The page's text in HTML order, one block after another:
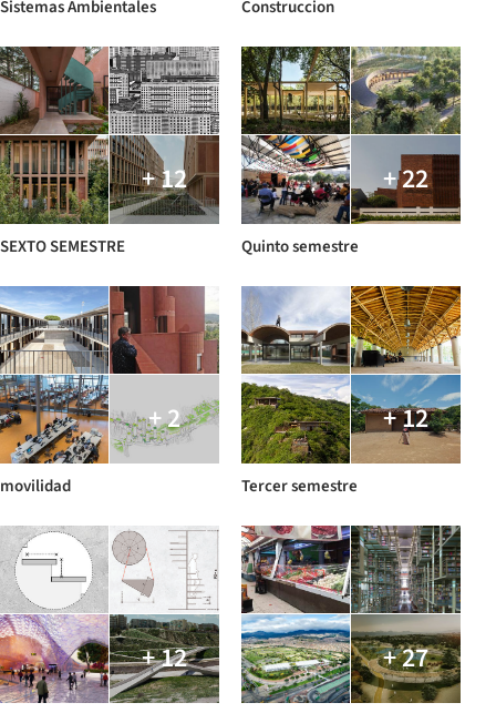
Sistemas Ambientales Construccion
+ 12
SEXTO SEMESTRE
+ 22
Quinto semestre
+ 2
movilidad
+ 12
Tercer semestre
+ 12 + 27